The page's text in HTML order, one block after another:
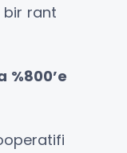
bir rant
%800’e